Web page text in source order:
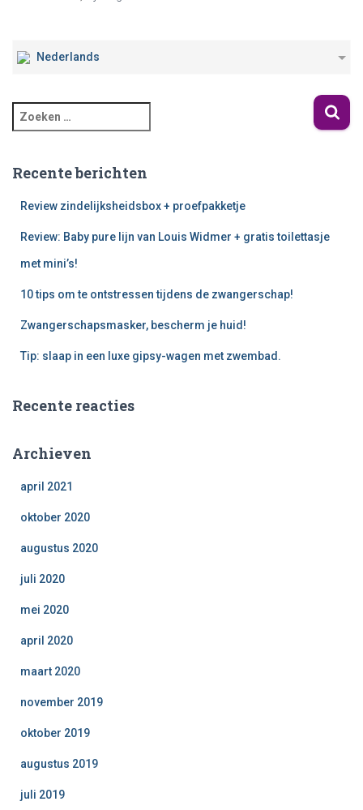
Nederlands
Recente berichten
Review zindelijksheidsbox + proefpakketje
Review: Baby pure lijn van Louis Widmer + gratis toilettasje
met mini’s!
10 tips om te ontstressen tijdens de zwangerschap!
Zwangerschapsmasker, bescherm je huid!
Tip: slaap in een luxe gipsy-wagen met zwembad.
Recente reacties
Archieven
april 2021
oktober 2020
augustus 2020
juli 2020
mei 2020
april 2020
maart 2020
november 2019
oktober 2019
augustus 2019
juli 2019